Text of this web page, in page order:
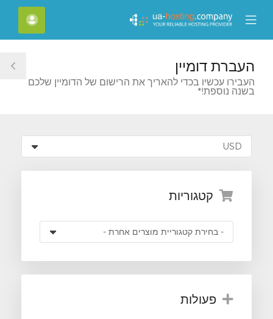
Mobile
Menu
העברת דומיין
העבירו עכשיו בכדי להאריך את הרישום של הדומיין שלכם
בשנה נוספת!*
קטגוריות
פעולות